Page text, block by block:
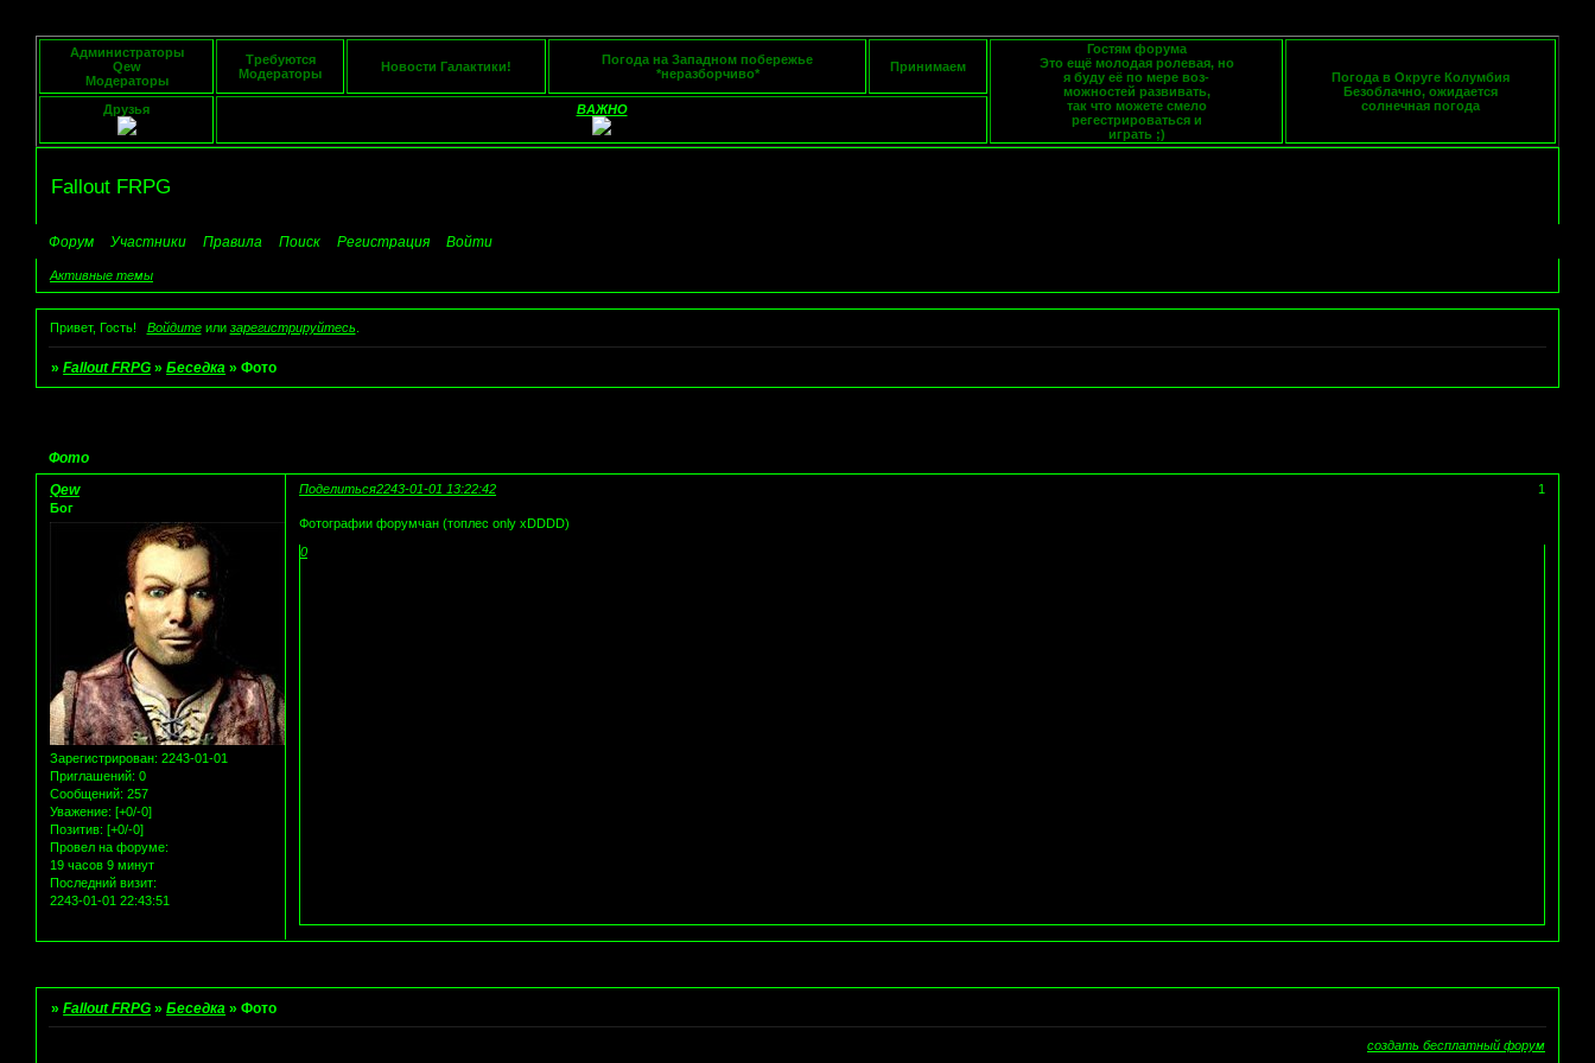
Администраторы
Qew
Модераторы
Требуются
Модераторы
Новости Галактики!
Погода на Западном побережье
*неразборчиво*
Принимаем
Гостям форума
Это ещё молодая ролевая, но
я буду её по мере воз-
можностей развивать,
так что можете смело
регестрироваться и
играть ;)
Погода в Округе Колумбия
Безоблачно, ожидается
солнечная погода
Друзья ВАЖНО
Fallout FRPG
Форум Участники Правила Поиск Регистрация Войти
Активные темы
Привет, Гость! Войдитеили зарегистрируйтесь
»Fallout FRPG »Беседка »Фото
Фото
Поделиться 1
2243-01-01 13:22:42
Qew
Бог
Зарегистрирован: 2243-01-01
Приглашений: 0
Сообщений: 257
Уважение: [+0/-0]
Позитив: [+0/-0]
Провел на форуме:
19 часов 9 минут
Последний визит:
2243-01-01 22:43:51
Фотографии форумчан (топлес only xDDDD)
0
»Fallout FRPG »Беседка »Фото
создать бесплатный форум